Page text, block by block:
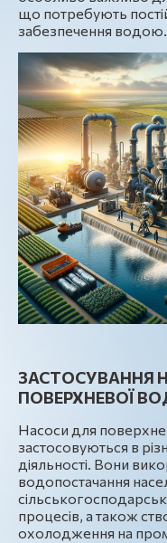
що потребують
забезпечення водою.
ЗАСТОСУВАННЯ
ПОВЕРХНЕВОЇ
Насоси для
застосовуються в
діяльності. Вони
водопостачання
процесів, а також
охолодження на